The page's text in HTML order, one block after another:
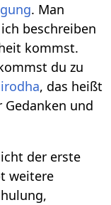
. Man
beschreiben
kommst.
du zu
, das heißt
Gedanken und
der erste
weitere